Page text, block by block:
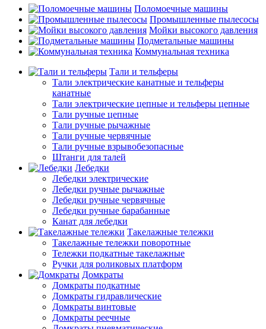
Поломоечные машины
Промышленные пылесосы
Мойки высокого давления
Подметальные машины
Коммунальная техника
Тали и тельферы
Тали электрические канатные и тельферы
канатные
Тали электрические цепные и тельферы цепные
Тали ручные цепные
Тали ручные рычажные
Тали ручные червячные
Тали ручные взрывобезопасные
Штанги для талей
Лебедки
Лебедки электрические
Лебедки ручные рычажные
Лебедки ручные червячные
Лебедки ручные барабанные
Канат для лебедки
Такелажные тележки
Такелажные тележки поворотные
Тележки подкатные такелажные
Ручки для роликовых платформ
Домкраты
Домкраты подкатные
Домкраты гидравлические
Домкраты винтовые
Домкраты реечные